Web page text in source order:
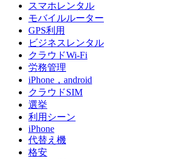
スマホレンタル
モバイルルーター
GPS利用
ビジネスレンタル
クラウドWi-Fi
労務管理
iPhone，android
クラウドSIM
選挙
利用シーン
iPhone
代替え機
格安